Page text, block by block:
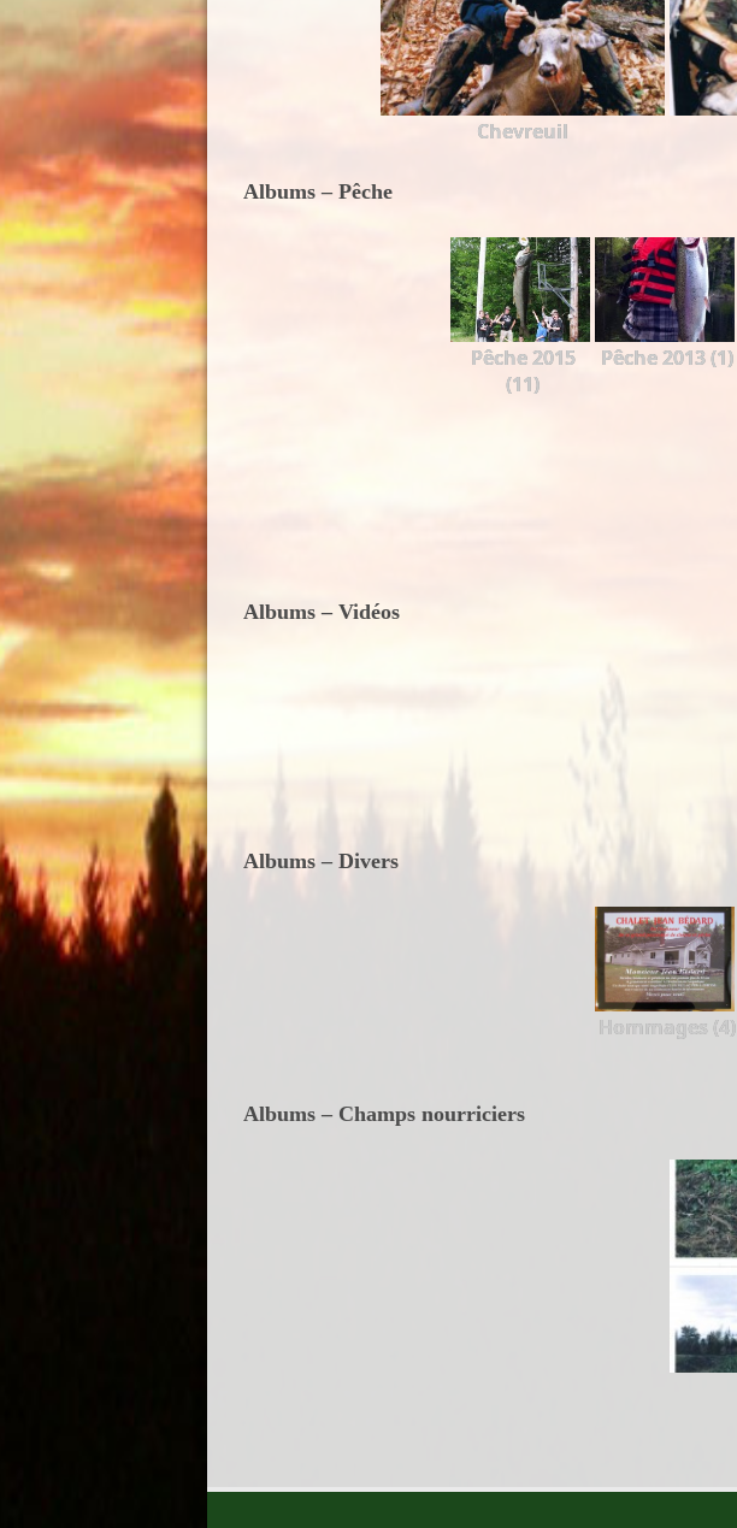
Chevreuil
Albums – Pêche
Pêche 2015
(11)
Pêche 2013 (1)
Albums – Vidéos
Albums – Divers
Hommages (4)
Albums – Champs nourriciers